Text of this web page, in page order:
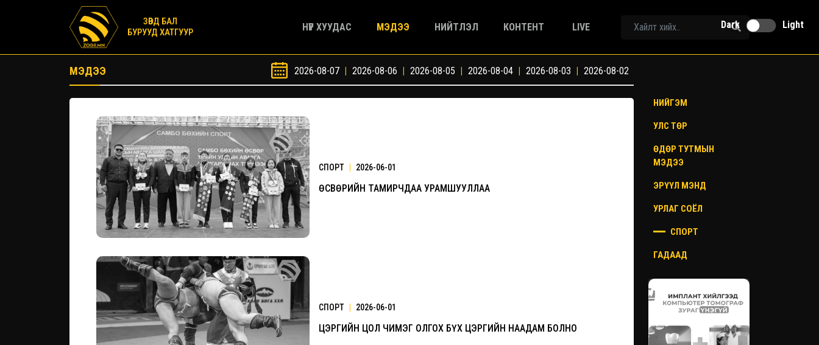
ЗӨВД БАЛ
БУРУУД ХАТГУУР
НҮҮР ХУУДАС МЭДЭЭ НИЙТЛЭЛ КОНТЕНТ LIVE Dark Light
МЭДЭЭ 2026-08-07 | 2026-08-06 | 2026-08-05 | 2026-08-04 | 2026-08-03 | 2026-08-02
СПОРТ | 2026-06-01
ӨСВӨРИЙН ТАМИРЧДАА УРАМШУУЛЛАА
СПОРТ | 2026-06-01
ЦЭРГИЙН ЦОЛ ЧИМЭГ ОЛГОХ БҮХ ЦЭРГИЙН НААДАМ БОЛНО
НИЙГЭМ
УЛС ТӨР
ӨДӨР ТУТМЫН
МЭДЭЭ
ЭРҮҮЛ МЭНД
УРЛАГ СОЁЛ
СПОРТ
ГАДААД